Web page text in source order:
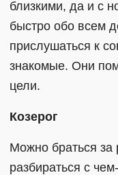
близкими, да и с
быстро обо всем
прислушаться к
знакомые. Они
цели.
Козерог
Можно браться за
разбираться с